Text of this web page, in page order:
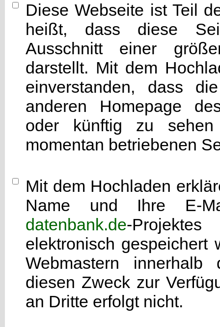
Diese Webseite ist Teil
heißt, dass diese
Ausschnitt einer
darstellt. Mit dem
einverstanden, dass
anderen Homepage
oder künftig zu
momentan betriebenen
Mit dem Hochladen
Name und Ihre E-
datenbank.de-
elektronisch gespeichert
Webmastern
diesen Zweck zur
an Dritte erfolgt nicht.